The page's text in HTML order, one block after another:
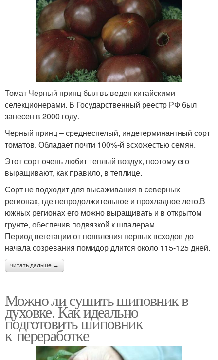
Томат Черный принц был выведен китайскими
селекционерами. В Государственный реестр РФ был
занесен в 2000 году.
Черный принц – среднеспелый, индетерминантный сорт
томатов. Обладает почти 100%-й всхожестью семян.
Этот сорт очень любит теплый воздух, поэтому его
выращивают, как правило, в теплице.
Сорт не подходит для высаживания в северных
регионах, где непродолжительное и прохладное лето.В
южных регионах его можно выращивать и в открытом
грунте, обеспечив подвязкой к шпалерам.
Период вегетации от появления первых всходов до
начала созревания помидор длится около 115-125 дней.
читать дальше →
Можно ли сушить шиповник в
духовке. Как идеально
подготовить шиповник
к переработке